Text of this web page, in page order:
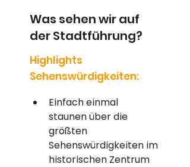
Was sehen wir auf
der Stadtführung?
Highlights
Sehenswürdigkeiten:
Einfach einmal
staunen über die
größten
Sehenswürdigkeiten im
historischen Zentrum